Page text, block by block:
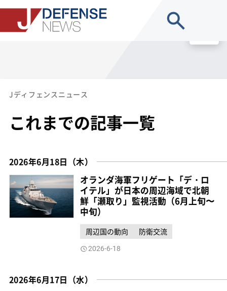
Jディフェンスニュース
これまでの記事一覧
2026年6月18日（木）
オランダ海軍フリゲート「デ・ロ
イテル」が日本の周辺海域で北朝
鮮「瀬取り」監視活動（6月上旬〜
中旬）
周辺国の動向 防衛交流
2026-6-18
2026年6月17日（水）